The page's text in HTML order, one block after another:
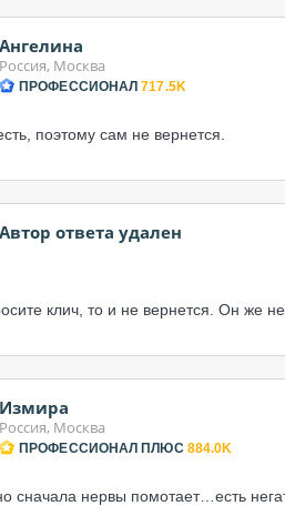
Ангелина
Россия, Москва
ПРОФЕССИОНАЛ 717.5K
поэтому сам не вернется.
Автор ответа удален
клич, то и не вернется. Он же
Измира
Россия, Москва
ПРОФЕССИОНАЛ ПЛЮС 884.0K
сначала нервы помотает…есть